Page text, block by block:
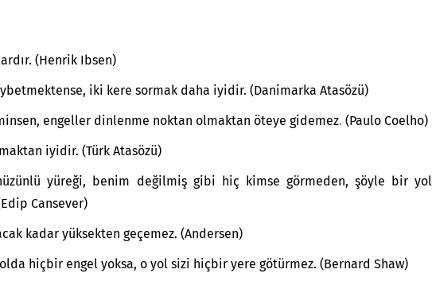
(Henrik Ibsen)
iki kere sormak daha iyidir. (Danimarka Atasözü)
engeller dinlenme noktan olmaktan öteye gidemez. (Paulo Coelho)
iyidir. (Türk Atasözü)
yüreği, benim değilmiş gibi hiç kimse görmeden, şöyle bir yol
Cansever)
kadar yüksekten geçemez. (Andersen)
hiçbir engel yoksa, o yol sizi hiçbir yere götürmez. (Bernard Shaw)